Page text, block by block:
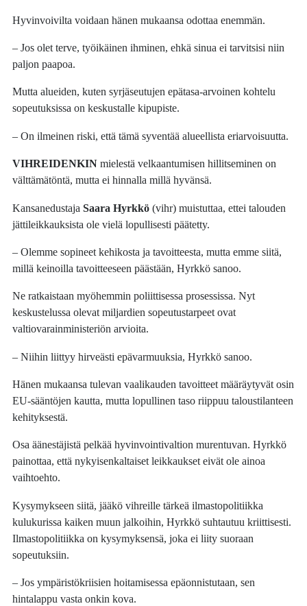
Hyvinvoivilta voidaan hänen mukaansa odottaa enemmän.
– Jos olet terve, työikäinen ihminen, ehkä sinua ei tarvitsisi niin
paljon paapoa.
Mutta alueiden, kuten syrjäseutujen epätasa-arvoinen kohtelu
sopeutuksissa on keskustalle kipupiste.
– On ilmeinen riski, että tämä syventää alueellista eriarvoisuutta.
VIHREIDENKIN mielestä velkaantumisen hillitseminen on
välttämätöntä, mutta ei hinnalla millä hyvänsä.
KansanedustajaSaara Hyrkkö (vihr) muistuttaa, ettei talouden
jättileikkauksista ole vielä lopullisesti päätetty.
– Olemme sopineet kehikosta ja tavoitteesta, mutta emme siitä,
millä keinoilla tavoitteeseen päästään, Hyrkkö sanoo.
Ne ratkaistaan myöhemmin poliittisessa prosessissa. Nyt
keskustelussa olevat miljardien sopeutustarpeet ovat
valtiovarainministeriön arvioita.
– Niihin liittyy hirveästi epävarmuuksia, Hyrkkö sanoo.
Hänen mukaansa tulevan vaalikauden tavoitteet määräytyvät osin
EU-sääntöjen kautta, mutta lopullinen taso riippuu taloustilanteen
kehityksestä.
Osa äänestäjistä pelkää hyvinvointivaltion murentuvan. Hyrkkö
painottaa, että nykyisenkaltaiset leikkaukset eivät ole ainoa
vaihtoehto.
Kysymykseen siitä, jääkö vihreille tärkeä ilmastopolitiikka
kulukurissa kaiken muun jalkoihin, Hyrkkö suhtautuu kriittisesti.
Ilmastopolitiikka on kysymyksensä, joka ei liity suoraan
sopeutuksiin.
– Jos ympäristökriisien hoitamisessa epäonnistutaan, sen
hintalappu vasta onkin kova.